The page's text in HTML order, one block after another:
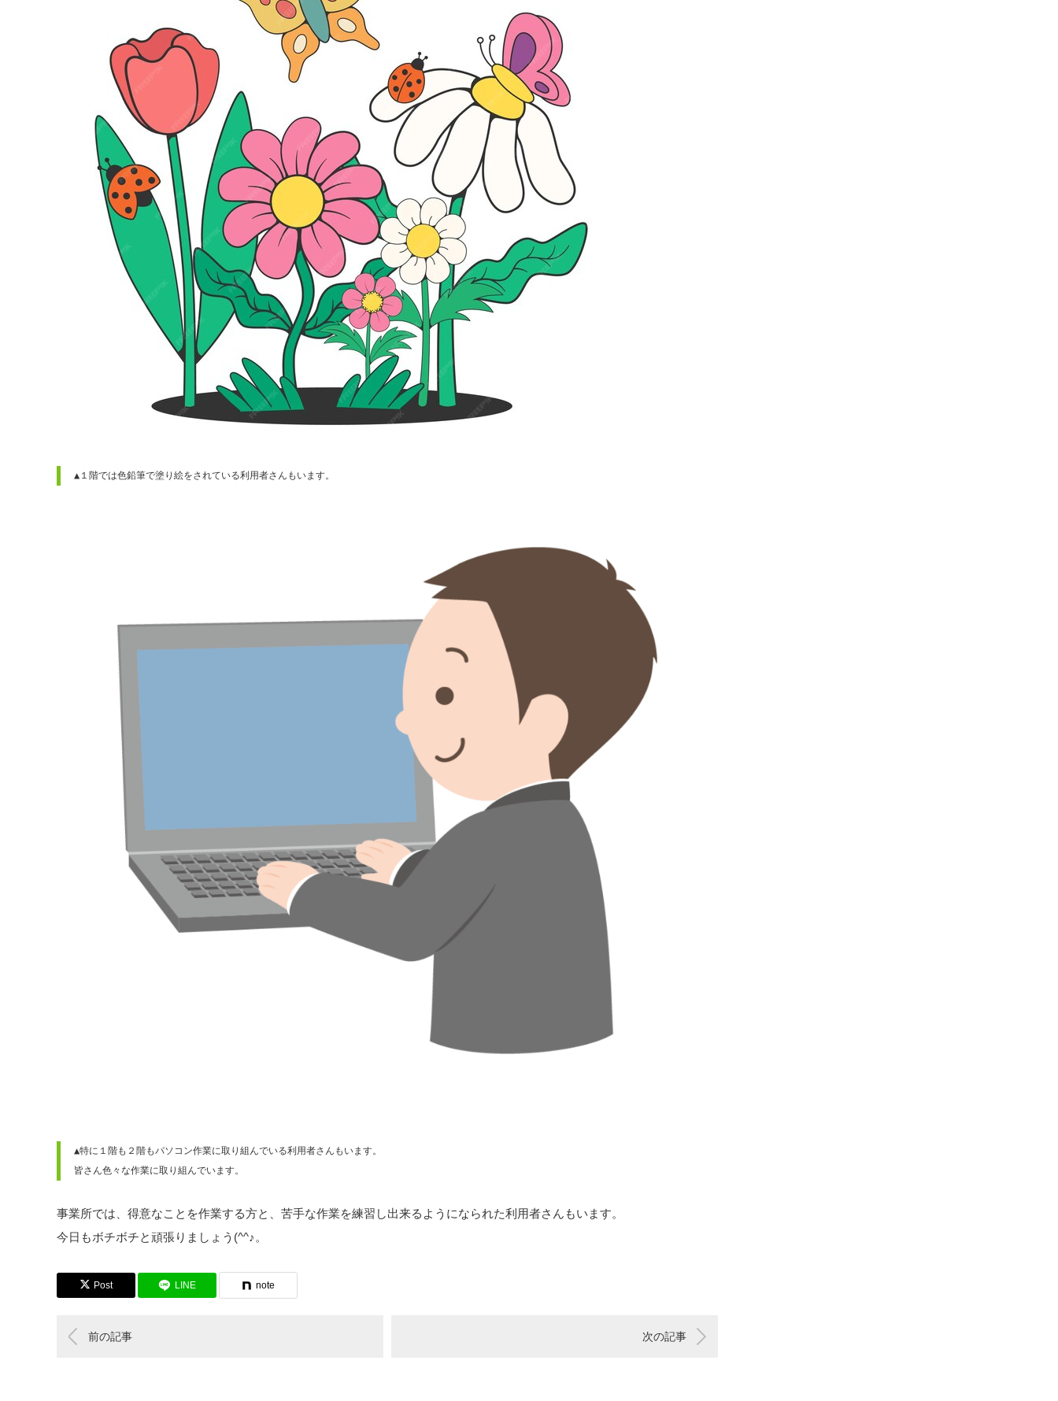
▲１階では色鉛筆で塗り絵をされている利用者さんもいます。
▲特に１階も２階もパソコン作業に取り組んでいる利用者さんもいます。
皆さん色々な作業に取り組んでいます。
事業所では、得意なことを作業する方と、苦手な作業を練習し出来るようになられた利用者さんもいます。
今日もボチボチと頑張りましょう(^^♪。
Post LINE note
前の記事 次の記事